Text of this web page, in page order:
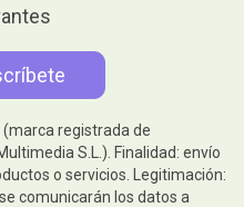
(marca registrada de
S.L.). Finalidad: envío
o servicios. Legitimación:
comunicarán los datos a